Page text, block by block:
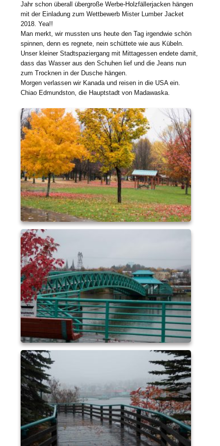
Jahr schon überall übergroße Werbe-Holzfällerjacken hängen
mit der Einladung zum Wettbewerb Mister Lumber Jacket
2018. Yea!!
Man merkt, wir mussten uns heute den Tag irgendwie schön
spinnen, denn es regnete, nein schüttete wie aus Kübeln.
Unser kleiner Stadtspaziergang mit Mittagessen endete damit,
dass das Wasser aus den Schuhen lief und die Jeans nun
zum Trocknen in der Dusche hängen.
Morgen verlassen wir Kanada und reisen in die USA ein.
Chiao Edmundston, die Hauptstadt von Madawaska.